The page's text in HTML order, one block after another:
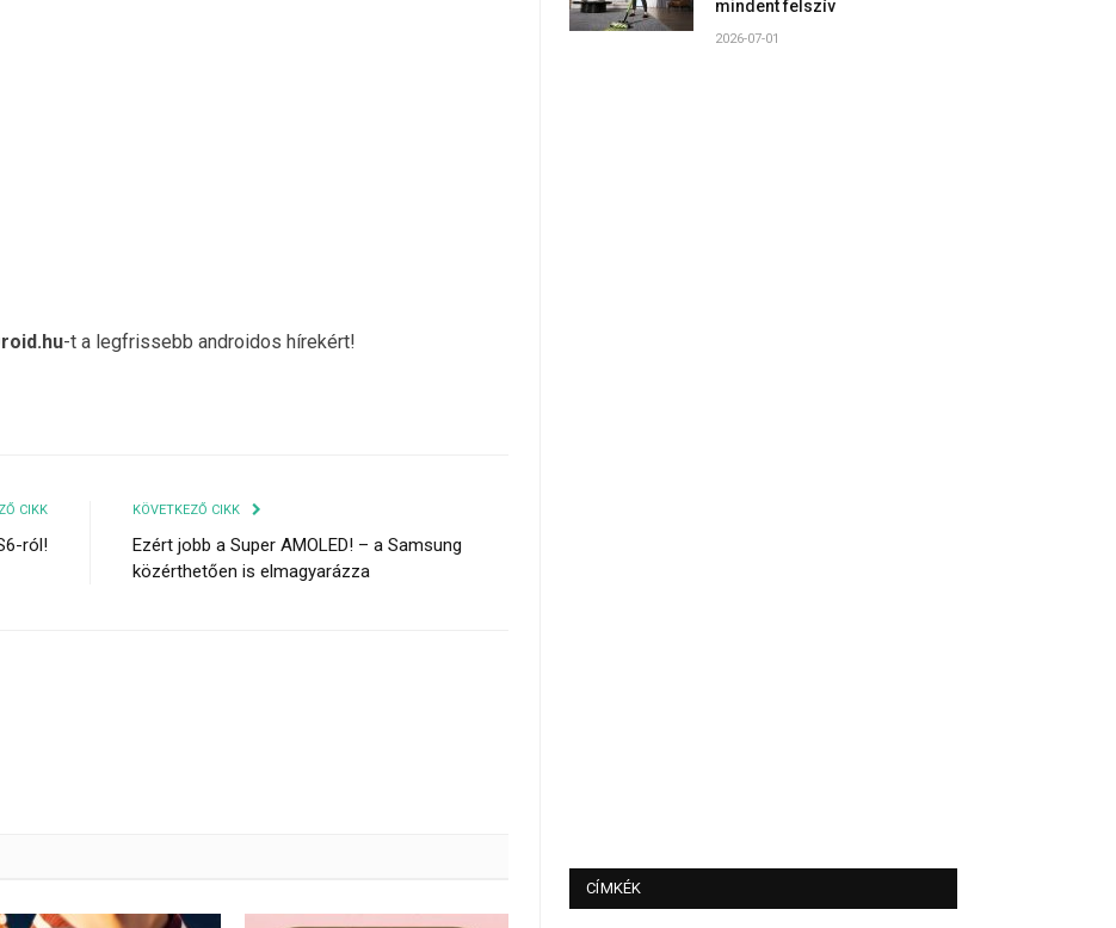
-t a legfrissebb androidos hírekért!
CIKK
ról!
KÖVETKEZŐ CIKK
Ezért jobb a Super AMOLED! – a Samsung
közérthetően is elmagyarázza
mindent felszív
2026-07-01
CÍMKÉK